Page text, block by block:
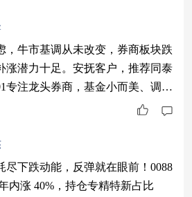
，牛市基调从未改变，券商板块跌
涨潜力十足。安抚客户，推荐同泰
专注龙头券商，基金小而美、调仓
中券商龙头轮动，过往业绩优秀，
年买基金赚了多少钱？#
尽下跌动能，反弹就在眼前！0088
内涨 40%，持仓专精特新占比